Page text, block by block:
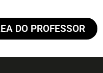
DO PROFESSOR